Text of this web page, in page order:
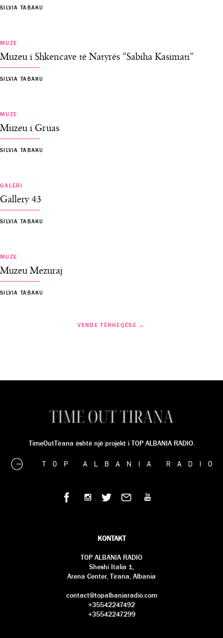
SILVIA TABAKU
MUZE
Muzeu i Shkencave të Natyrës “Sabiha Kasimati”
SILVIA TABAKU
MUZE
Muzeu i Gruas
SILVIA TABAKU
GALERI
Gallery 43
SILVIA TABAKU
MUZE
Muzeu Mezuraj
SILVIA TABAKU
VENDE TËRHEQËSE →
TimeOutTirana është një projekt i TOP ALBANIA RADIO.
KONTAKT
TOP ALBANIA RADIO
Sheshi Italia 1,
Arena Center, Tirana, Albania
contact@topalbaniaradio.com
+35542247492
+35542247299